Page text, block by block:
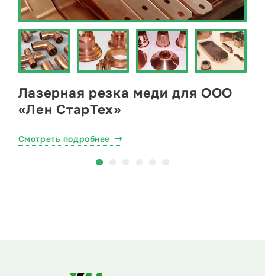
Лазерная резка меди для ООО
«Лен СтарТех»
Смотреть подробнее